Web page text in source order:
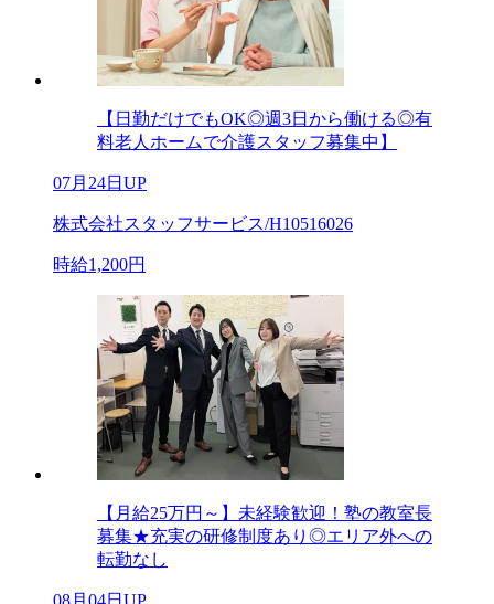
【日勤だけでもOK◎週3日から働ける◎有
料老人ホームで介護スタッフ募集中】
07月24日UP
株式会社スタッフサービス/H10516026
時給1,200円
【月給25万円～】未経験歓迎！塾の教室長
募集★充実の研修制度あり◎エリア外への
転勤なし